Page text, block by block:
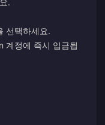
선택하세요.
계정에 즉시 입금됩